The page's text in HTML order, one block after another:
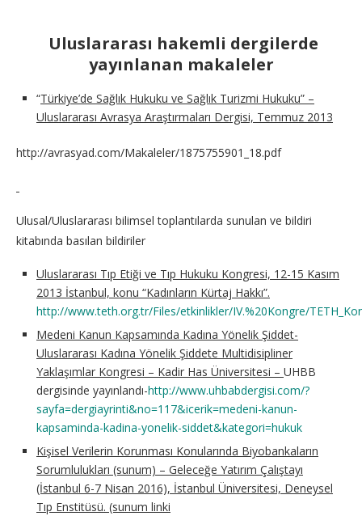
Uluslararası hakemli dergilerde
yayınlanan makaleler
“Türkiye’de Sağlık Hukuku ve Sağlık Turizmi Hukuku” –
Uluslararası Avrasya Araştırmaları Dergisi, Temmuz 2013
http://avrasyad.com/Makaleler/1875755901_18.pdf
Ulusal/Uluslararası bilimsel toplantılarda sunulan ve bildiri
kitabında basılan bildiriler
Uluslararası Tıp Etiği ve Tıp Hukuku Kongresi, 12-15 Kasım
2013 İstanbul, konu “Kadınların Kürtaj Hakkı”.
http://www.teth.org.tr/Files/etkinlikler/IV.%20Kongre/
Medeni Kanun Kapsamında Kadına Yönelik Şiddet-
Uluslararası Kadına Yönelik Şiddete Multidisipliner
Yaklaşımlar Kongresi – Kadir Has Üniversitesi – UHBB
dergisinde yayınlandı-http://www.uhbabdergisi.com/?
sayfa=dergiayrinti&no=117&icerik=medeni-kanun-
kapsaminda-kadina-yonelik-siddet&kategori=hukuk
Kişisel Verilerin Korunması Konularında Biyobankaların
Sorumlulukları (sunum) – Geleceğe Yatırım Çalıştayı
(İstanbul 6-7 Nisan 2016), İstanbul Üniversitesi, Deneysel
Tıp Enstitüsü. (sunum linki